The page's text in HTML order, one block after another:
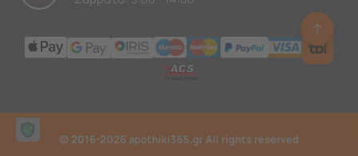
↑
© 2016-2026 apothiki365.gr All rights reserved
Ask Findi